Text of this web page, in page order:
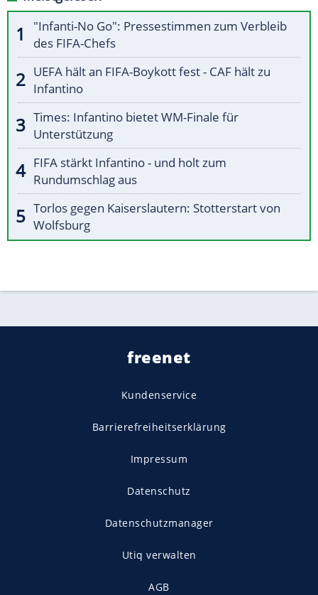
"Infanti-No Go": Pressestimmen zum Verbleib
des FIFA-Chefs
UEFA hält an FIFA-Boykott fest - CAF hält zu
Infantino
Times: Infantino bietet WM-Finale für
Unterstützung
FIFA stärkt Infantino - und holt zum
Rundumschlag aus
Torlos gegen Kaiserslautern: Stotterstart von
Wolfsburg
freenet
Kundenservice
Barrierefreiheitserklärung
Impressum
Datenschutz
Datenschutzmanager
Utiq verwalten
AGB